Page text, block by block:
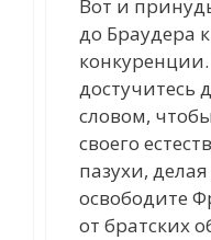
Вот и
до Браудера
достучитесь
словом,
своего
пазухи,
освободите
от братских